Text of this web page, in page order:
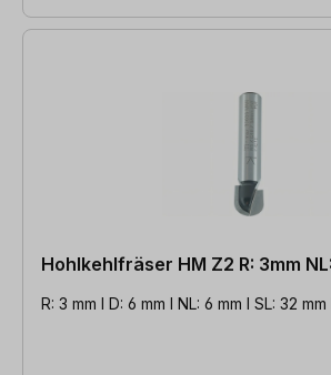
Hohlkehlfräser HM Z2 R: 3mm
R: 3 mm l D: 6 mm l NL: 6 mm l SL: 32